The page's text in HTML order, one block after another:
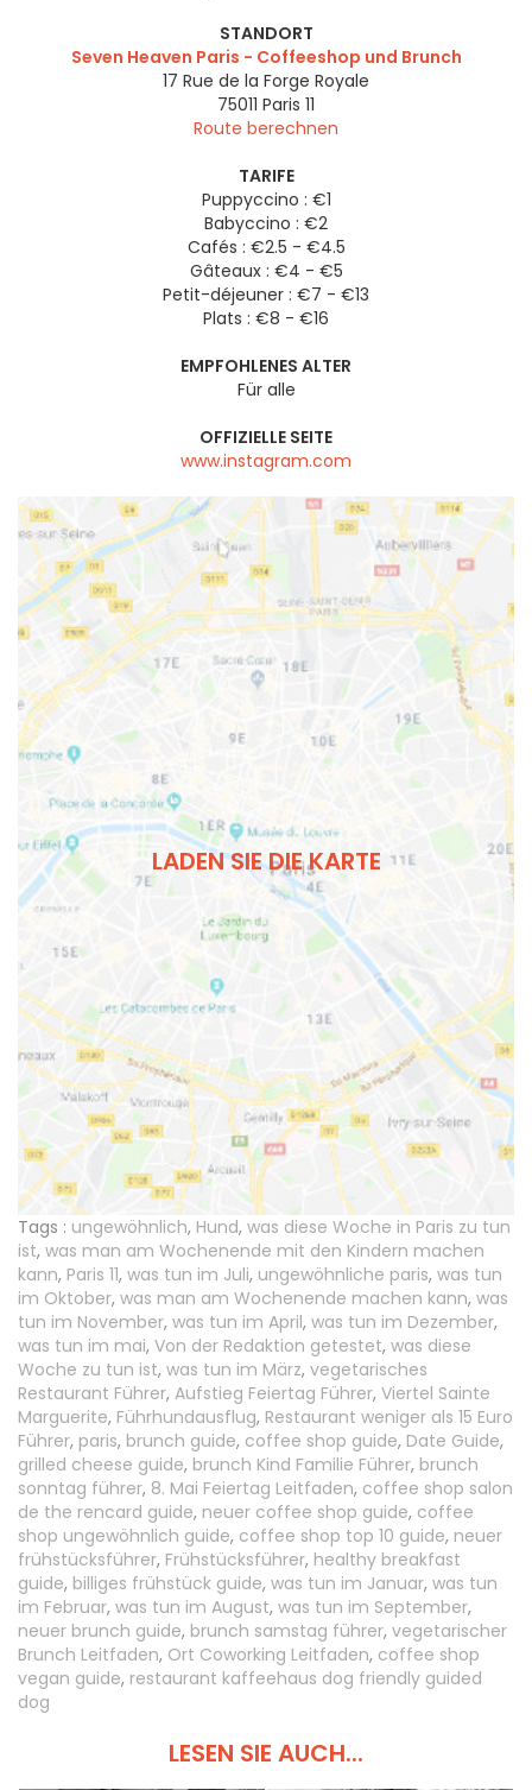
STANDORT
Seven Heaven Paris - Coffeeshop und Brunch
17 Rue de la Forge Royale
75011 Paris 11
Route berechnen
TARIFE
Puppyccino : €1
Babyccino : €2
Cafés : €2.5 - €4.5
Gâteaux : €4 - €5
Petit-déjeuner : €7 - €13
Plats : €8 - €16
EMPFOHLENES ALTER
Für alle
OFFIZIELLE SEITE
www.instagram.com
LADEN SIE DIE KARTE
Tags : ungewöhnlich, Hund, was diese Woche in Paris zu tun
ist, was man am Wochenende mit den Kindern machen
kann, Paris 11, was tun im Juli, ungewöhnliche paris, was tun
im Oktober, was man am Wochenende machen kann, was
tun im November, was tun im April, was tun im Dezember,
was tun im mai, Von der Redaktion getestet, was diese
Woche zu tun ist, was tun im März, vegetarisches
Restaurant Führer, Aufstieg Feiertag Führer, Viertel Sainte
Marguerite, Führhundausflug, Restaurant weniger als 15 Euro
Führer, paris, brunch guide, coffee shop guide, Date Guide,
grilled cheese guide, brunch Kind Familie Führer, brunch
sonntag führer, 8. Mai Feiertag Leitfaden, coffee shop salon
de the rencard guide, neuer coffee shop guide, coffee
shop ungewöhnlich guide, coffee shop top 10 guide, neuer
frühstücksführer, Frühstücksführer, healthy breakfast
guide, billiges frühstück guide, was tun im Januar, was tun
im Februar, was tun im August, was tun im September,
neuer brunch guide, brunch samstag führer, vegetarischer
Brunch Leitfaden, Ort Coworking Leitfaden, coffee shop
vegan guide, restaurant kaffeehaus dog friendly guided
dog
LESEN SIE AUCH...